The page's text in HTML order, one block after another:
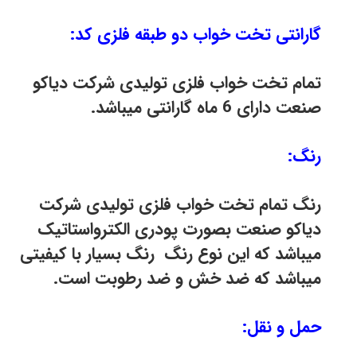
گارانتی تخت خواب دو طبقه فلزی کد:
تمام تخت خواب فلزی تولیدی شرکت دیاکو
صنعت دارای 6 ماه گارانتی میباشد.
رنگ:
رنگ تمام تخت خواب فلزی تولیدی شرکت
دیاکو صنعت بصورت پودری الکترواستاتیک
میباشد که این نوع رنگ رنگ بسیار با کیفیتی
میباشد که ضد خش و ضد رطوبت است.
حمل و نقل: